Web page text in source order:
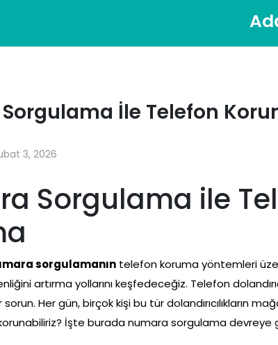
İle Telefon
3, 2026
Sorgulama ile
sorgulamanın telefon koruma yöntemleri
artırma yollarını keşfedeceğiz. Telefon
sorun. Her gün, birçok kişi bu tür dolandırıcılıkların
İşte burada numara sorgulama devreye